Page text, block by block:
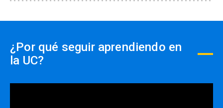
¿Por qué seguir aprendiendo en
la UC?